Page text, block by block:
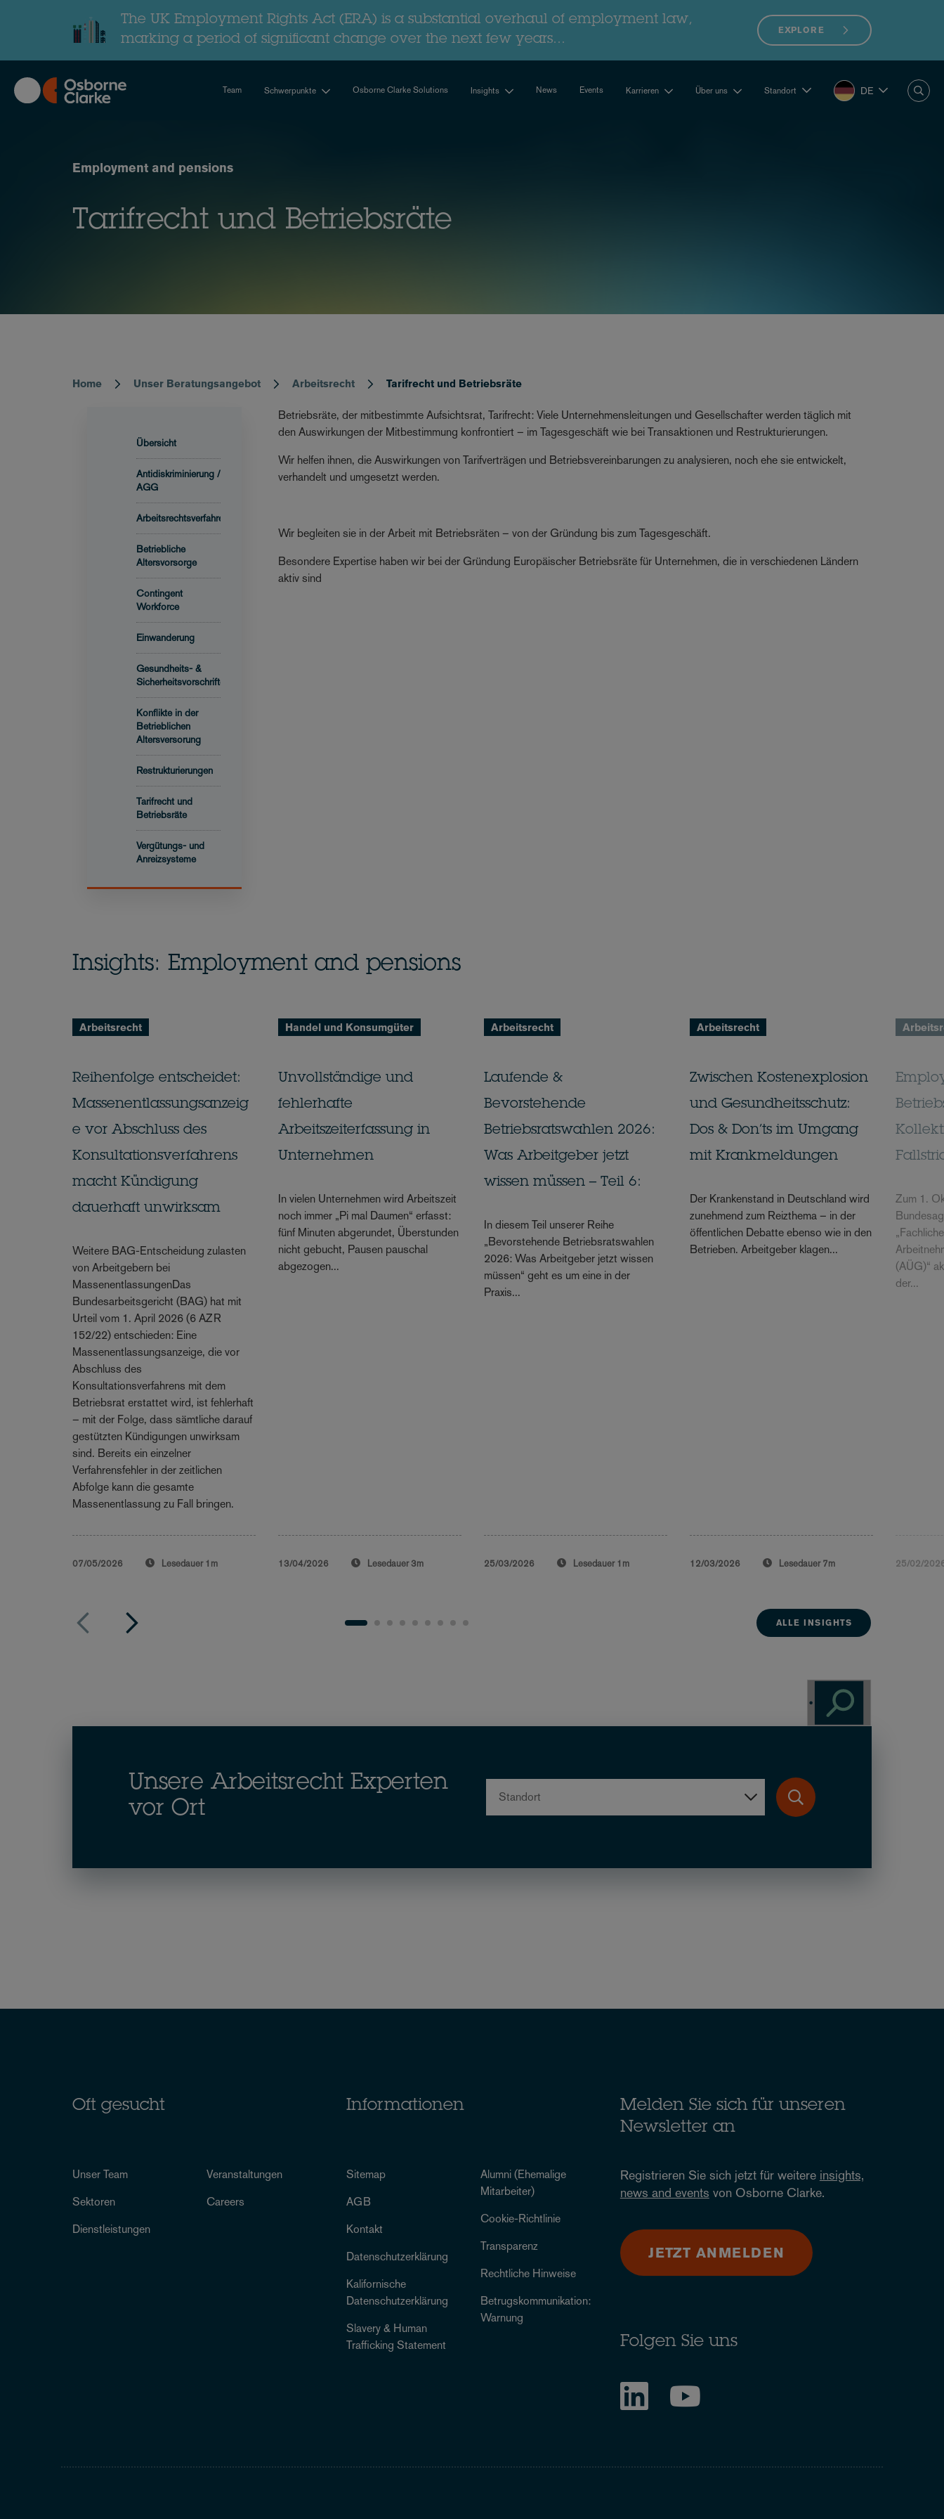
The UK Employment Rights Act (ERA) is a substantial overhaul of employment law,
marking a period of significant change over the next few years...
EXPLORE
Team Schwerpunkte Osborne Clarke Solutions Insights News Events Karrieren Über uns Standort DE
Employment and pensions
Tarifrecht und Betriebsräte
Breadcrumb
Home Unser Beratungsangebot Arbeitsrecht Tarifrecht und Betriebsräte
Übersicht
Antidiskriminierung /
AGG
Arbeitsrechtsverfahren
Betriebliche
Altersvorsorge
Contingent
Workforce
Einwanderung
Gesundheits- &
Sicherheitsvorschriften
Konflikte in der
Betrieblichen
Altersversorung
Restrukturierungen
Tarifrecht und
Betriebsräte
Vergütungs- und
Anreizsysteme
Betriebsräte, der mitbestimmte Aufsichtsrat, Tarifrecht: Viele Unternehmensleitungen und Gesellschafter werden täglich mit
den Auswirkungen der Mitbestimmung konfrontiert – im Tagesgeschäft wie bei Transaktionen und Restrukturierungen.
Wir helfen ihnen, die Auswirkungen von Tarifverträgen und Betriebsvereinbarungen zu analysieren, noch ehe sie entwickelt,
verhandelt und umgesetzt werden.
Wir begleiten sie in der Arbeit mit Betriebsräten – von der Gründung bis zum Tagesgeschäft.
Besondere Expertise haben wir bei der Gründung Europäischer Betriebsräte für Unternehmen, die in verschiedenen Ländern
aktiv sind
Insights: Employment and pensions
Arbeitsrecht
Reihenfolge entscheidet:
Massenentlassungsanzeig
e vor Abschluss des
Konsultationsverfahrens
macht Kündigung
dauerhaft unwirksam
Weitere BAG-Entscheidung zulasten
von Arbeitgebern bei
MassenentlassungenDas
Bundesarbeitsgericht (BAG) hat mit
Urteil vom 1. April 2026 (6 AZR
152/22) entschieden: Eine
Massenentlassungsanzeige, die vor
Abschluss des
Konsultationsverfahrens mit dem
Betriebsrat erstattet wird, ist fehlerhaft
– mit der Folge, dass sämtliche darauf
gestützten Kündigungen unwirksam
sind. Bereits ein einzelner
Verfahrensfehler in der zeitlichen
Abfolge kann die gesamte
Massenentlassung zu Fall bringen.
07/05/2026 Lesedauer 1m
Handel und Konsumgüter
Unvollständige und
fehlerhafte
Arbeitszeiterfassung in
Unternehmen
In vielen Unternehmen wird Arbeitszeit
noch immer „Pi mal Daumen“ erfasst:
fünf Minuten abgerundet, Überstunden
nicht gebucht, Pausen pauschal
abgezogen...
13/04/2026 Lesedauer 3m
Arbeitsrecht
Laufende &
Bevorstehende
Betriebsratswahlen 2026:
Was Arbeitgeber jetzt
wissen müssen – Teil 6:
In diesem Teil unserer Reihe
„Bevorstehende Betriebsratswahlen
2026: Was Arbeitgeber jetzt wissen
müssen“ geht es um eine in der
Praxis...
25/03/2026 Lesedauer 1m
Arbeitsrecht
Zwischen Kostenexplosion
und Gesundheitsschutz:
Dos & Don’ts im Umgang
mit Krankmeldungen
Der Krankenstand in Deutschland wird
zunehmend zum Reizthema – in der
öffentlichen Debatte ebenso wie in den
Betrieben. Arbeitgeber klagen...
12/03/2026 Lesedauer 7m
Zum 1.
(AÜG)“
der...
25/02/
ALLE INSIGHTS
Unsere Arbeitsrecht Experten
vor Ort
Oft gesucht
Unser Team
Sektoren
Dienstleistungen
Veranstaltungen
Careers
Informationen
Sitemap
AGB
Kontakt
Datenschutzerklärung
Kalifornische
Datenschutzerklärung
Slavery & Human
Trafficking Statement
Alumni (Ehemalige
Mitarbeiter)
Cookie-Richtlinie
Transparenz
Rechtliche Hinweise
Betrugskommunikation:
Warnung
Melden Sie sich für unseren
Newsletter an
Registrieren Sie sich jetzt für weitere insights,
news and events von Osborne Clarke.
JETZT ANMELDEN
Folgen Sie uns